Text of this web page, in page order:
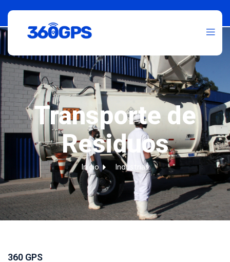
Transporte de
Residuos
Inicio Industrias
360 GPS